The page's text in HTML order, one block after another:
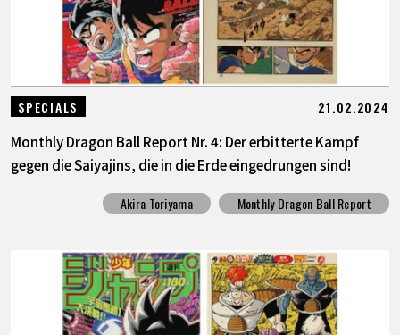
SPECIALS 21.02.2024
Monthly Dragon Ball Report Nr. 4: Der erbitterte Kampf
gegen die Saiyajins, die in die Erde eingedrungen sind!
Akira Toriyama Monthly Dragon Ball Report